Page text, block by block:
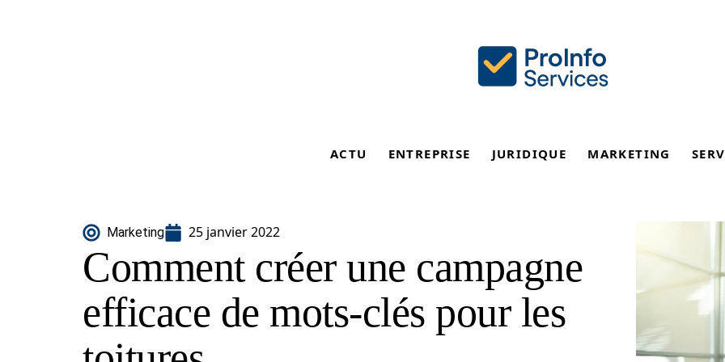
ACTU ENTREPRISE JURIDIQUE MARKETING
Marketing 25 janvier 2022
Comment créer une campagne
efficace de mots-clés pour les